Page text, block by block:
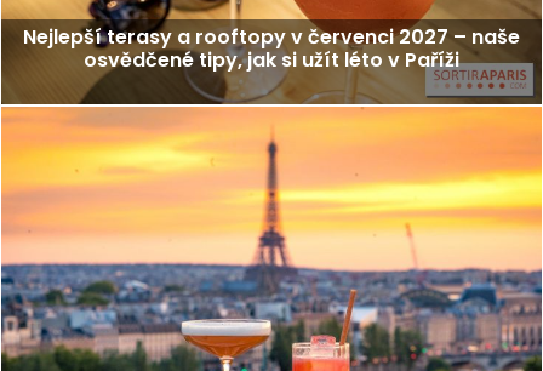
Nejlepší terasy a rooftopy v červenci 2027 – naše
osvědčené tipy, jak si užít léto v Paříži